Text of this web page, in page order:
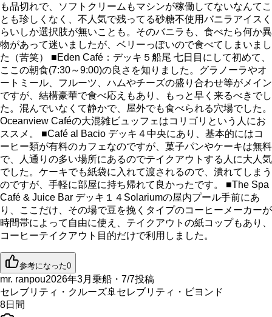
も品切れで、ソフトクリームもマシンが稼働してないなんてこ
とも珍しくなく、不人気で残ってる砂糖不使用バニラアイスく
らいしか選択肢が無いことも。そのバニラも、食べたら何か異
物があって迷いましたが、ベリーっぽいので食べてしまいまし
た（苦笑） ■Eden Café：デッキ５船尾 七日目にして初めて、
ここの朝食(7:30～9:00)の良さを知りました。グラノーラやオ
ートミール、フルーツ、ハムやチーズの盛り合わせ等がメイン
ですが、結構豪華で食べ応えもあり、もっと早く来るべきでし
た。混んでいなくて静かで、屋外でも食べられる穴場でした。
Oceanview Caféの大混雑ビュッフェはコリゴリという人にお
ススメ。 ■Café al Bacio デッキ４中央にあり、基本的にはコ
ーヒー類が有料のカフェなのですが、菓子パンやケーキは無料
で、人通りの多い場所にあるのでテイクアウトする人に大人気
でした。ケーキでも紙袋に入れて渡されるので、潰れてしまう
のですが、手軽に部屋に持ち帰れて良かったです。 ■The Spa
Café & Juice Bar デッキ１４Solariumの屋内プール手前にあ
り、ここだけ、その場で豆を挽くタイプのコーヒーメーカーが
時間帯によって自由に使え、テイクアウトの紙コップもあり、
コーヒーテイクアウト目的だけで利用しました。
参考になった0
mr. ranpou2026年3月乗船・7/7投稿
セレブリティ・クルーズ🚢 セレブリティ・ビヨンド
8日間